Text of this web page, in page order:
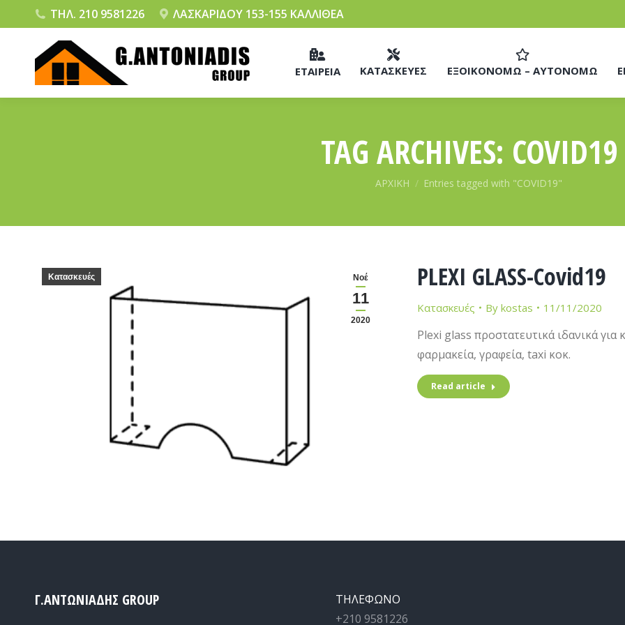
ΤΗΛ. 210 9581226 ΛΑΣΚΑΡΙΔΟΥ 153-155 ΚΑΛΛΙΘΕΑ
ΕΤΑΙΡΕΙΑ ΚΑΤΑΣΚΕΥΕΣ ΕΞΟΙΚΟΝΟΜΩ – ΑΥΤΟΝΟΜΩ
TAG ARCHIVES: COVID19
You are here:
ΑΡΧΙΚΗ Entries tagged with "COVID19"
Νοέ
11
2020
Κατασκευές PLEXI GLASS-Covid19
Κατασκευές By kostas 11/11/2020
Plexi glass προστατευτικά ιδανικά για
φαρμακεία, γραφεία, taxi κοκ.
Read article
Γ.ΑΝΤΩΝΙΑΔΗΣ GROUP
ΤΗΛΕΦΩΝΟ
+210 9581226